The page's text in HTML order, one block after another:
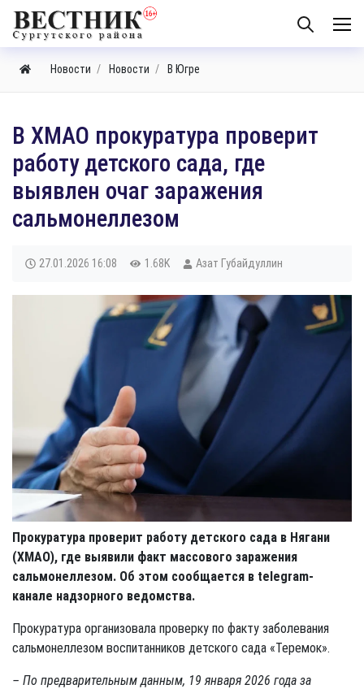
Новости Новости В Югре
​В ХМАО прокуратура проверит
работу детского сада, где
выявлен очаг заражения
сальмонеллезом
27.01.2026 16:08 1.68K Азат Губайдуллин
Прокуратура проверит работу детского сада в Нягани
(ХМАО), где выявили факт массового заражения
сальмонеллезом. Об этом сообщается в telegram-
канале надзорного ведомства.
Прокуратура организовала проверку по факту заболевания
сальмонеллезом воспитанников детского сада «Теремок».
– По предварительным данным, 19 января 2026 года за